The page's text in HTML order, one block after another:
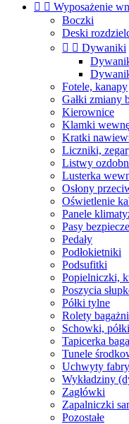
  Wyposażenie
Boczki
Deski
  Dywaniki
Fotele, kanapy
Gałki zmiany
Kierownice
Klamki
Kratki
Liczniki,
Listwy
Lusterka
Osłony
Oświetlenie
Panele
Pasy
Pedały
Podłokietniki
Podsufitki
Popielniczki,
Poszycia
Półki tylne
Rolety
Schowki, półki
Tapicerka
Tunele
Uchwyty
Wykładziny
Zagłówki
Zapalniczki
Pozostałe